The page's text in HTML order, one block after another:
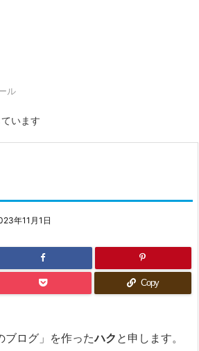
ル
います
年11月1日
Copy
ブログ」を作ったハク と申します。